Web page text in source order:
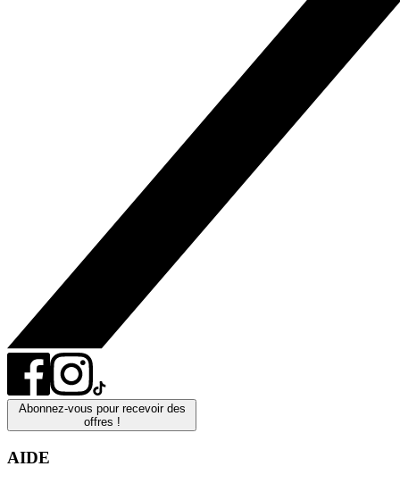
Abonnez-vous pour recevoir des
offres !
AIDE